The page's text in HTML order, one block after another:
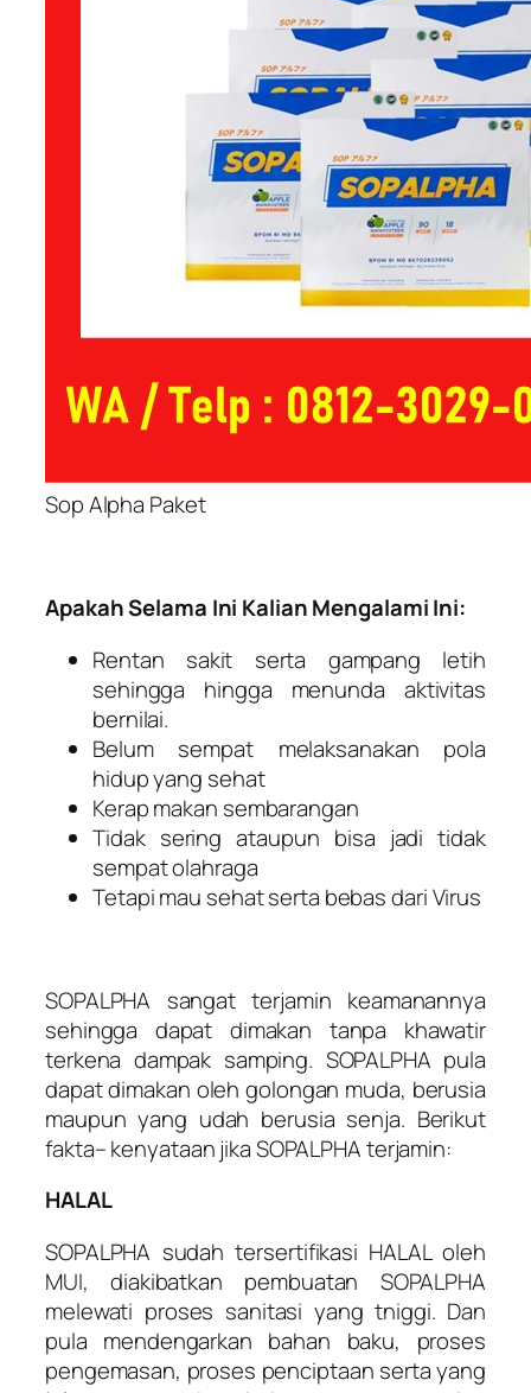
Sop Alpha Paket
Apakah Selama Ini Kalian Mengalami Ini:
Rentan sakit serta gampang letih
sehingga hingga menunda aktivitas
bernilai.
Belum sempat melaksanakan pola
hidup yang sehat
Kerap makan sembarangan
Tidak sering ataupun bisa jadi tidak
sempat olahraga
Tetapi mau sehat serta bebas dari Virus
SOPALPHA sangat terjamin keamanannya
sehingga dapat dimakan tanpa khawatir
terkena dampak samping. SOPALPHA pula
dapat dimakan oleh golongan muda, berusia
maupun yang udah berusia senja. Berikut
fakta– kenyataan jika SOPALPHA terjamin:
HALAL
SOPALPHA sudah tersertifikasi HALAL oleh
MUI, diakibatkan pembuatan SOPALPHA
melewati proses sanitasi yang tniggi. Dan
pula mendengarkan bahan baku, proses
pengemasan, proses penciptaan serta yang